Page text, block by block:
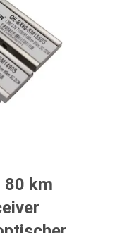
80 km